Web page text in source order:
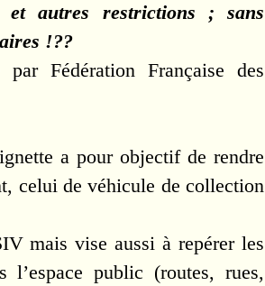
autres restrictions ; sans
!??
Fédération Française des
a pour objectif de rendre
celui de véhicule de collection
mais vise aussi à repérer les
public (routes, rues,